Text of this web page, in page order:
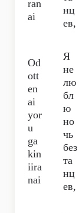
ran
ai
нц
ев,
Od
ott
en
ai
yor
u
ga
kin
iira
nai
Я
не
лю
бл
ю
но
чь
без
та
нц
ев,